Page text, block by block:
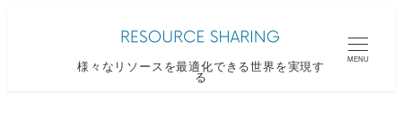
様々なリソースを最適化できる世界を実現す
る
MENU